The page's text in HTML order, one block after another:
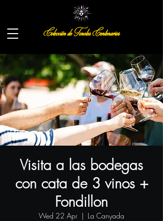
Colección de Toneles Centenarios
Visita a las bodegas
con cata de 3 vinos +
Fondillon
Wed 22 Apr
  |
La Canyada